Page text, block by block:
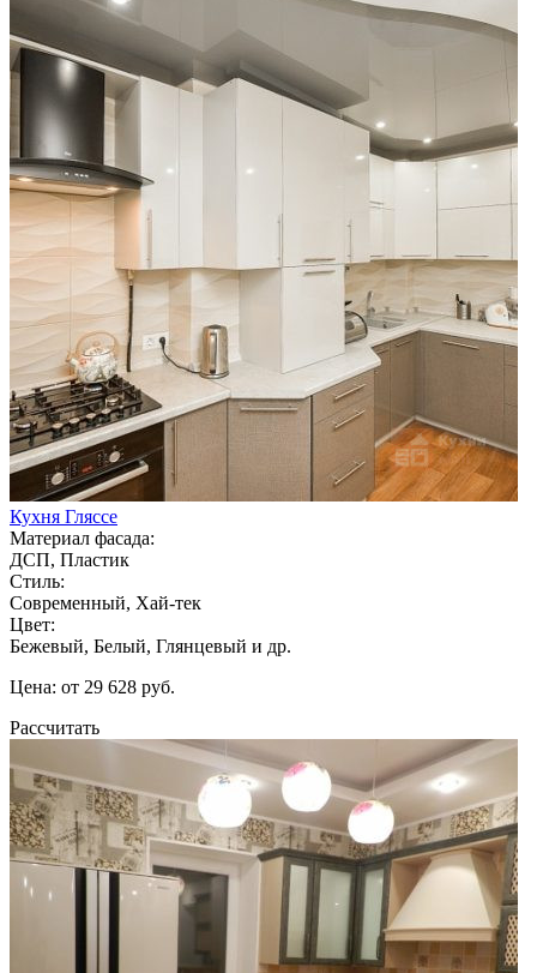
Кухня Гляссе
Материал фасада:
ДСП, Пластик
Стиль:
Современный, Хай-тек
Цвет:
Бежевый, Белый, Глянцевый и др.
Цена: от 29 628 руб.
Рассчитать